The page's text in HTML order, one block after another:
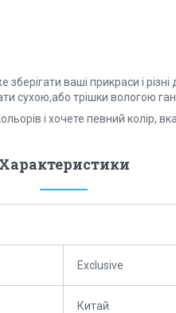
ваші прикраси і різні
сухою,або трішки вологою
і хочете певний колір,
Характеристики
Exclusive
Китай